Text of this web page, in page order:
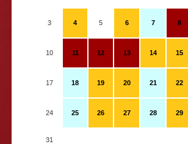
3 4 5 6 7 8
10 11 12 13 14 15
17 18 19 20 21 22
24 25 26 27 28 29
31